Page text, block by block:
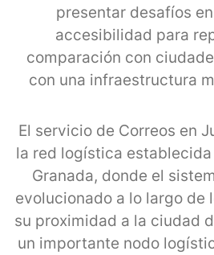
presentar desafíos
accesibilidad para
comparación con
con una infraestructura
El servicio de Correos en
la red logística
Granada, donde el
evolucionado a lo largo de
su proximidad a la ciudad
un importante nodo